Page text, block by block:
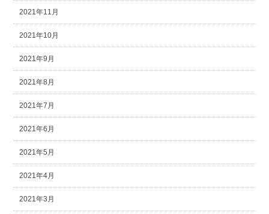
2021年11月
2021年10月
2021年9月
2021年8月
2021年7月
2021年6月
2021年5月
2021年4月
2021年3月